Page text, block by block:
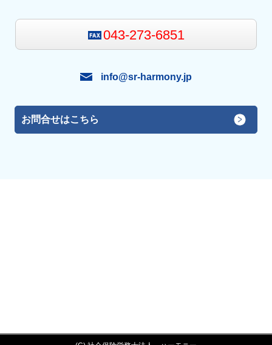
043-273-6851
info@sr-harmony.jp
お問合せはこちら